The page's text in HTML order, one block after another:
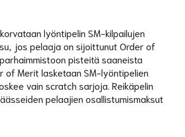
lyöntipelin SM-kilpailujen
jos pelaaja on sijoittunut Order of
pisteitä saaneista
of Merit lasketaan SM-lyöntipelien
vain scratch sarjoja. Reikäpelin
pelaajien osallistumismaksut